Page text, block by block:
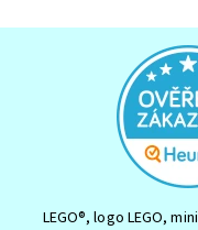
LEGO®, logo LEGO,